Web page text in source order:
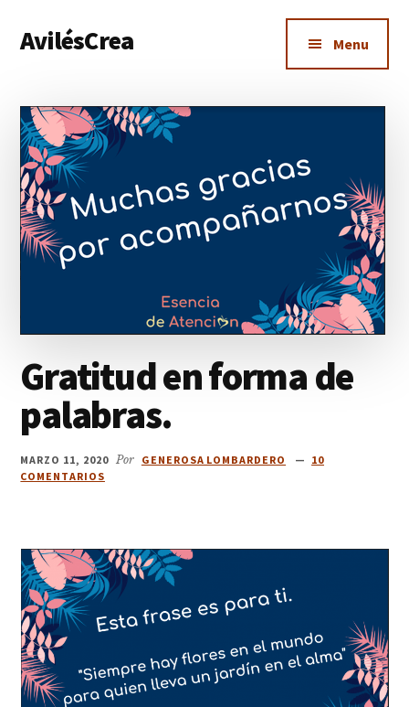
contenido
menu
AvilésCrea
generar
dinero
impartiendo
clases
Menu
Gratitud en forma de
palabras.
MARZO 11, 2020 Por GENEROSA LOMBARDERO
10
COMENTARIOS